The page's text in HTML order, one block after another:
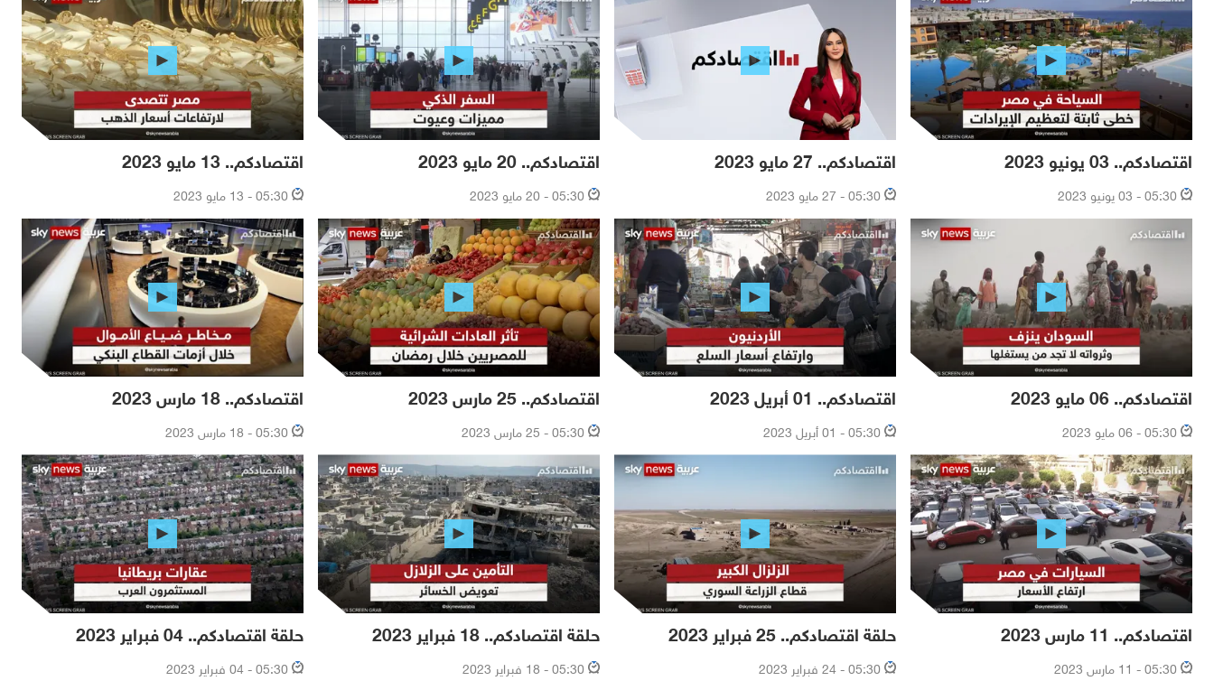
اقتصادكم.. 03 يونيو 2023
05:30 - 03 يونيو 2023
اقتصادكم.. 27 مايو 2023
05:30 - 27 مايو 2023
اقتصادكم.. 20 مايو 2023
05:30 - 20 مايو 2023
اقتصادكم.. 13 مايو 2023
05:30 - 13 مايو 2023
اقتصادكم.. 06 مايو 2023
05:30 - 06 مايو 2023
اقتصادكم.. 01 أبريل 2023
05:30 - 01 أبريل 2023
اقتصادكم.. 25 مارس 2023
05:30 - 25 مارس 2023
اقتصادكم.. 18 مارس 2023
05:30 - 18 مارس 2023
اقتصادكم.. 11 مارس 2023
05:30 - 11 مارس 2023
حلقة اقتصادكم.. 25 فبراير 2023
05:30 - 24 فبراير 2023
حلقة اقتصادكم.. 18 فبراير 2023
05:30 - 18 فبراير 2023
حلقة اقتصادكم.. 04 فبراير 2023
05:30 - 04 فبراير 2023